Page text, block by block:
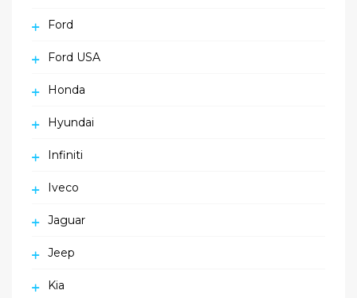
Ford
Ford USA
Honda
Hyundai
Infiniti
Iveco
Jaguar
Jeep
Kia